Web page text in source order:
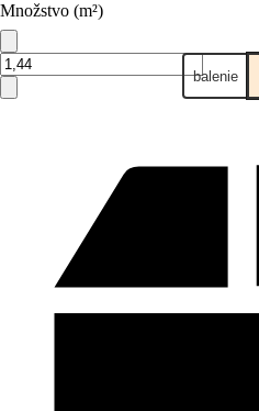
Množstvo (m²)
balenie